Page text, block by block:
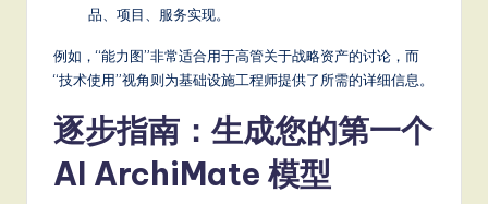
品、项目、服务实现。
例如，“能力图”非常适合用于高管关于战略资产的讨论，而
“技术使用”视角则为基础设施工程师提供了所需的详细信息。
逐步指南：生成您的第一个
AI ArchiMate 模型